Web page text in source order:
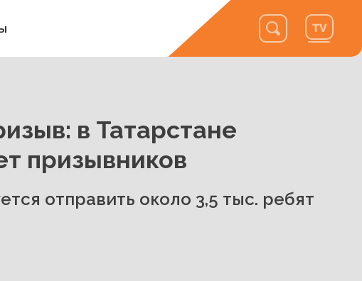
в Татарстане
призывников
отправить около 3,5 тыс. ребят